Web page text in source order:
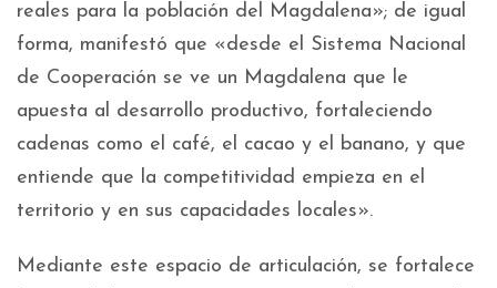
reales para la población del Magdalena»; de igual
forma, manifestó que «desde el Sistema Nacional
de Cooperación se ve un Magdalena que le
apuesta al desarrollo productivo, fortaleciendo
cadenas como el café, el cacao y el banano, y que
entiende que la competitividad empieza en el
territorio y en sus capacidades locales».
Mediante este espacio de articulación, se fortalece